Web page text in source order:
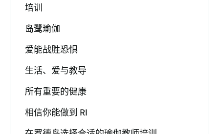
培训
岛鹭瑜伽
爱能战胜恐惧
生活、爱与教导
所有重要的健康
相信你能做到 RI